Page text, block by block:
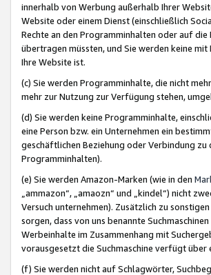
innerhalb von Werbung außerhalb Ihrer
Website oder einem Dienst (einschließlich
Rechte an den Programminhalten oder auf
übertragen müssten, und Sie werden keine
Ihre Website ist.
(c) Sie werden Programminhalte, die nicht
mehr zur Nutzung zur Verfügung stehen,
(d) Sie werden keine Programminhalte,
eine Person bzw. ein Unternehmen ein
geschäftlichen Beziehung oder Verbindung
Programminhalten).
(e) Sie werden Amazon-Marken (wie in den
„ammazon“, „amaozn“ und „kindel“) nicht
Versuch unternehmen). Zusätzlich zu
sorgen, dass von uns benannte
Werbeinhalte im Zusammenhang mit
vorausgesetzt die Suchmaschine verfügt über
(f) Sie werden nicht auf Schlagwörter,